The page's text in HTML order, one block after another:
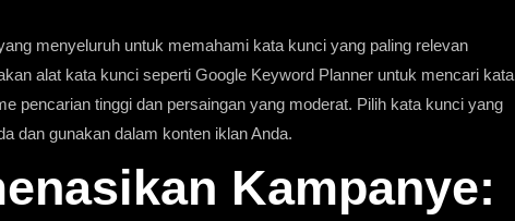
menyeluruh untuk memahami kata kunci yang paling relevan
alat kata kunci sepertiGoogle Keyword Planner untuk mencari kata
pencarian tinggi dan persaingan yang moderat. Pilih kata kunci yang
dan gunakan dalam konten iklan Anda.
Kampanye: